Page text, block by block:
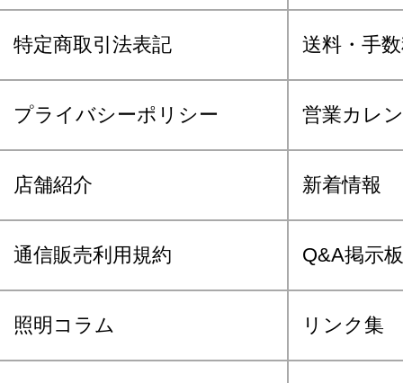
特定商取引法表記 送料・手
プライバシーポリシー 営業カレ
店舗紹介 新着情報
通信販売利用規約 Q&A掲示板
照明コラム リンク集